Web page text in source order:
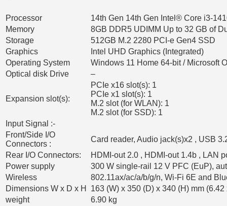
Processor
14th Gen 14th Gen Intel® Core i3-
Memory
8GB DDR5 UDIMM Up to 32 GB of
Storage
512GB M.2 2280 PCI-e Gen4 SSD
Graphics
Intel UHD Graphics (Integrated)
Operating System
Windows 11 Home 64-bit / Microsoft
Optical disk Drive
–
Expansion slot(s):
PCIe x16 slot(s): 1
PCIe x1 slot(s): 1
M.2 slot (for WLAN): 1
M.2 slot (for SSD): 1
Input Signal :-
Front/Side I/O
Connectors :
Card reader, Audio jack(s)x2 , USB
Rear I/O Connectors:
HDMI-out 2.0 , HDMI-out 1.4b , LAN
Power supply
300 W single-rail 12 V PFC (EuP),
Wireless
802.11ax/ac/a/b/g/n, Wi-Fi 6E and
Dimensions W x D x H
163 (W) x 350 (D) x 340 (H) mm
weight
6.90 kg